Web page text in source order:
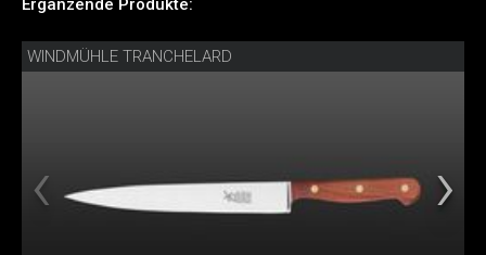
Ergänzende Produkte:
WINDMÜHLE TRANCHELARD